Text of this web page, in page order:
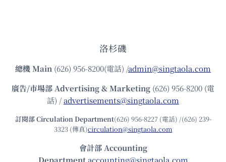
洛杉磯
總機Main (626) 956-8200(電話) /admin@singtaola.com
廣告/市場部Advertising & Marketing (626) 956-8200 (電
話) /advertisements@singtaola.com
訂閱部 Circulation Department(626) 956-8227 (電話) /(626) 239-
3323 (傳真)circulation@singtaola.com
會計部 Accounting